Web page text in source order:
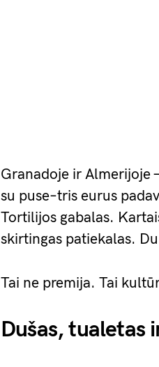
Granadoje ir Almerijoje
su puse–tris eurus
Tortilijos gabalas.
skirtingas patiekalas.
Tai ne premija. Tai
Dušas, tualetas